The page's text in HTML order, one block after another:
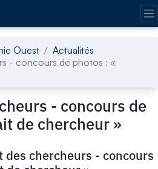
Ouest
Actualités
- concours de photos : «
- concours de
de chercheur »
des chercheurs - concours